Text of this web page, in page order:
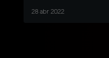
28 abr 2022